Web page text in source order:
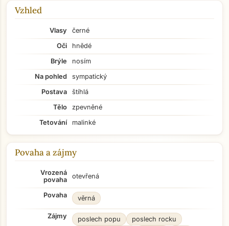
Vzhled
Vlasy
černé
Oči
hnědé
Brýle
nosím
Na pohled
sympatický
Postava
štíhlá
Tělo
zpevněné
Tetování
malinké
Povaha a zájmy
Vrozená
povaha
otevřená
Povaha věrná
Zájmy poslech popu
poslech rocku